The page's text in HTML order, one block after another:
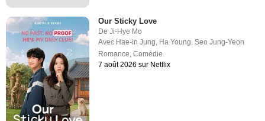
Our Sticky Love
DeJi-Hye Mo
Avec Hae-in Jung Ha Young ,Seo Jung-Yeon
Romance ,Comédie
7 août 2026 sur Netflix